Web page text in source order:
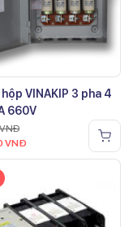
VINAKIP 3 pha 4
660V
VNĐ
VNĐ